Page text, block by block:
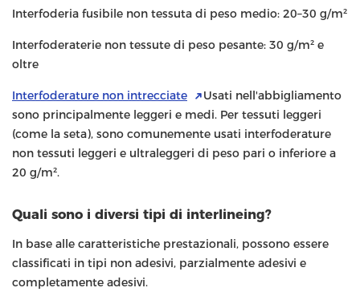
Interfoderia fusibile non tessuta di peso medio: 20–30 g/m²
Interfoderaterie non tessute di peso pesante: 30 g/m² e
oltre
Interfoderature non intrecciate
Usati nell'abbigliamento
sono principalmente leggeri e medi. Per tessuti leggeri
(come la seta), sono comunemente usati interfoderature
non tessuti leggeri e ultraleggeri di peso pari o inferiore a
20 g/m².
Quali sono i diversi tipi di interlineing?
In base alle caratteristiche prestazionali, possono essere
classificati in tipi non adesivi, parzialmente adesivi e
completamente adesivi.